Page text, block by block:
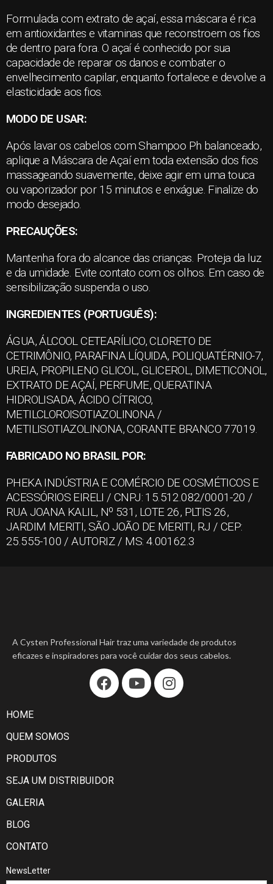
Formulada com extrato de açaí, essa máscara é rica
em antioxidantes e vitaminas que reconstroem os fios
de dentro para fora. O açaí é conhecido por sua
capacidade de reparar os danos e combater o
envelhecimento capilar, enquanto fortalece e devolve a
elasticidade aos fios.
MODO DE USAR:
Após lavar os cabelos com Shampoo Ph balanceado,
aplique a Máscara de Açaí em toda extensão dos fios
massageando suavemente, deixe agir em uma touca
ou vaporizador por 15 minutos e enxágue. Finalize do
modo desejado.
PRECAUÇÕES:
Mantenha fora do alcance das crianças. Proteja da luz
e da umidade. Evite contato com os olhos. Em caso de
sensibilização suspenda o uso.
INGREDIENTES (PORTUGUÊS):
ÁGUA, ÁLCOOL CETEARÍLICO, CLORETO DE
CETRIMÔNIO, PARAFINA LÍQUIDA, POLIQUATÉRNIO-7,
UREIA, PROPILENO GLICOL, GLICEROL, DIMETICONOL,
EXTRATO DE AÇAÍ, PERFUME, QUERATINA
HIDROLISADA, ÁCIDO CÍTRICO,
METILCLOROISOTIAZOLINONA /
METILISOTIAZOLINONA, CORANTE BRANCO 77019.
FABRICADO NO BRASIL POR:
PHEKA INDÚSTRIA E COMÉRCIO DE COSMÉTICOS E
ACESSÓRIOS EIRELI / CNPJ: 15.512.082/0001-20 /
RUA JOANA KALIL, Nº 531, LOTE 26, PLTIS 26,
JARDIM MERITI, SÃO JOÃO DE MERITI, RJ / CEP:
25.555-100 / AUTORIZ / MS: 4.00162.3
A Cysten Professional Hair traz uma variedade de produtos
eficazes e inspiradores para você cuidar dos seus cabelos.
HOME
QUEM SOMOS
PRODUTOS
SEJA UM DISTRIBUIDOR
GALERIA
BLOG
CONTATO
NewsLetter